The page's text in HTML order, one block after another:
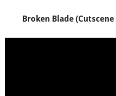
Broken Blade (Cutscene